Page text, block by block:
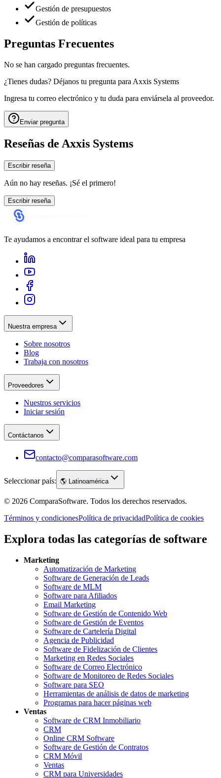
Gestión de presupuestos
Gestión de políticas
Preguntas Frecuentes
No se han cargado preguntas frecuentes.
¿Tienes dudas? Déjanos tu pregunta para Axxis Systems
Ingresa tu correo electrónico y tu duda para enviársela al proveedor.
Enviar pregunta
Reseñas de Axxis Systems
Escribir reseña
Aún no hay reseñas. ¡Sé el primero!
Escribir reseña
Te ayudamos a encontrar el software ideal para tu empresa
Nuestra empresa
Sobre nosotros
Blog
Trabaja con nosotros
Proveedores
Nuestros servicios
Iniciar sesión
Contáctanos
contacto@comparasoftware.com
Seleccionar país: 🌎 Latinoamérica
© 2026 ComparaSoftware. Todos los derechos reservados.
Términos y condicionesPolítica de privacidadPolítica de cookies
Explora todas las categorías de software
Marketing
Automatización de Marketing
Software de Generación de Leads
Software de MLM
Software para Afiliados
Email Marketing
Software de Gestión de Contenido Web
Software de Gestión de Eventos
Software de Cartelería Digital
Agencia de Publicidad
Software de Fidelización de Clientes
Marketing en Redes Sociales
Software de Correo Electrónico
Software de Monitoreo de Redes Sociales
Software para SEO
Herramientas de análisis de datos de marketing
Programas para hacer páginas web
Ventas
Software de CRM Inmobiliario
CRM
Online CRM Software
Software de Gestión de Contratos
CRM Móvil
Ventas
CRM para Universidades